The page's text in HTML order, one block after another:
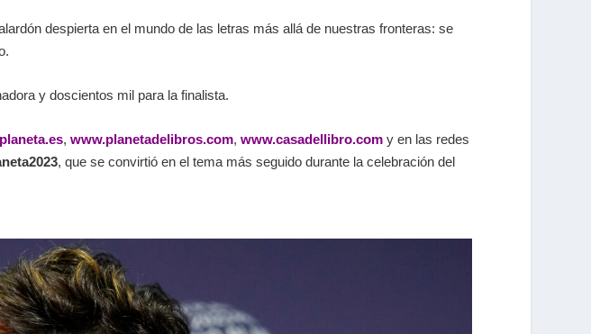
despierta en el mundo de las letras más allá de nuestras fronteras: se
y doscientos mil para la finalista.
, www.planetadelibros.com, www.casadellibro.com y en las redes
, que se convirtió en el tema más seguido durante la celebración del